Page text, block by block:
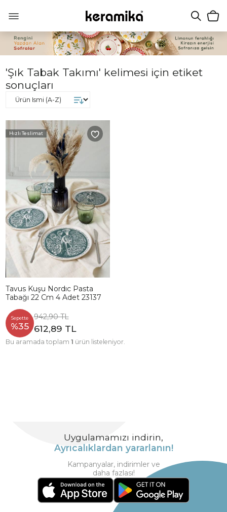
'Şık Tabak Takımı' kelimesi için etiket
sonuçları
Hızlı Teslimat
Tavus Kuşu Nordıc Pasta
Tabağı 22 Cm 4 Adet 23137
Sepette
%35
942,90 TL
612,89 TL
Bu aramada toplam 1 ürün listeleniyor.
Uygulamamızı indirin,
Ayrıcalıklardan yararlanın!
Kampanyalar, indirimler ve
daha fazlası!